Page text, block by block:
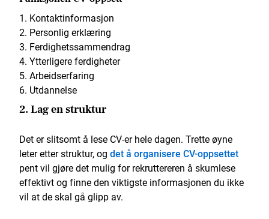
Kontaktinformasjon
Personlig erklæring
Ferdighetssammendrag
Ytterligere ferdigheter
Arbeidserfaring
Utdannelse
2. Lag en struktur
Det er slitsomt å lese CV-er hele dagen. Trette øyne
leter etter struktur, og det å organisere CV-oppsettet
pent vil gjøre det mulig for rekruttereren å skumlese
effektivt og finne den viktigste informasjonen du ikke
vil at de skal gå glipp av.